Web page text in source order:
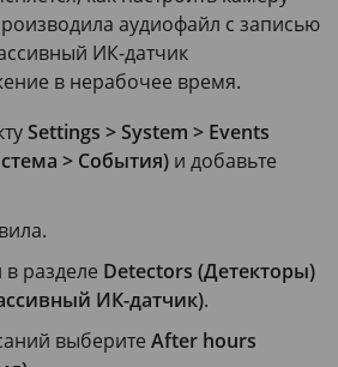
аудиофайл с записью
ИК-датчик
в нерабочее время.
Settings > System > Events
> События) и добавьте
в разделе Detectors (Детекторы)
ИК-датчик).
выберитеAfter hours